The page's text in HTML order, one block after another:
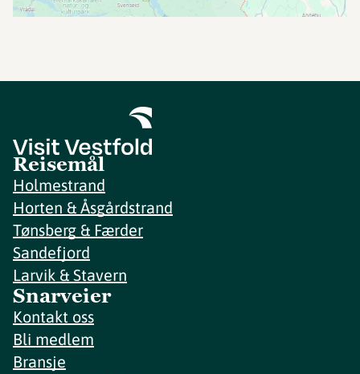
Reisemål
Holmestrand
Horten & Åsgårdstrand
Tønsberg & Færder
Sandefjord
Larvik & Stavern
Snarveier
Kontakt oss
Bli medlem
Bransje